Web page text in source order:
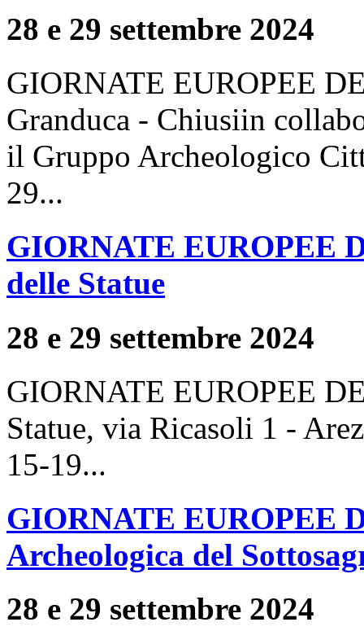
28 e 29 settembre 2024
GIORNATE EUROPEE
Granduca - Chiusiin
il Gruppo Archeologico
29...
GIORNATE EUROPEE
delle Statue
28 e 29 settembre 2024
GIORNATE EUROPEE
Statue, via Ricasoli 1 -
15-19...
GIORNATE EUROPEE
Archeologica del
28 e 29 settembre 2024